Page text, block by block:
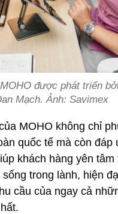
được phát triển
Mạch. Ảnh: Savimex
MOHO không chỉ
quốc tế mà còn đáp
khách hàng yên
trong lành, hiện
cầu của ngay cả